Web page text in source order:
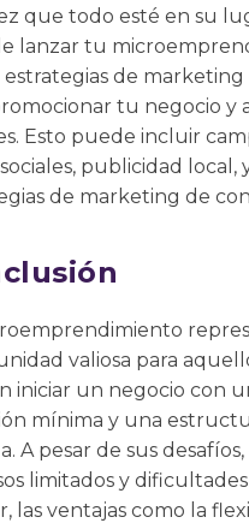
que todo esté en su
lanzar tu
estrategias de marketing
tu negocio y
Esto puede incluir
publicidad local,
de marketing de
valiosa para
iniciar un negocio con
mínima y una
A pesar de sus
limitados y
las ventajas como la